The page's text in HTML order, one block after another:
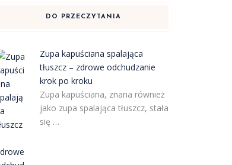
DO PRZECZYTANIA
Zupa kapuściana spalająca
tłuszcz – zdrowe odchudzanie
krok po kroku
Zupa kapuściana, znana również
jako zupa spalająca tłuszcz, stała
się …